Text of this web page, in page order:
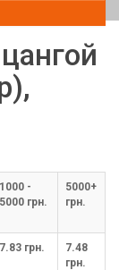
1000 -
5000 грн.
5000+
грн.
7.83 грн.
7.48
грн.